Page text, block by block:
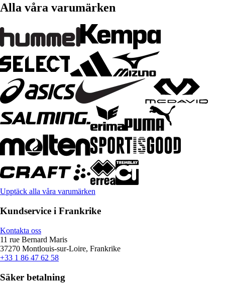
Alla våra varumärken
Upptäck alla våra varumärken
Kundservice i Frankrike
Kontakta oss
11 rue Bernard Maris
37270 Montlouis-sur-Loire, Frankrike
+33 1 86 47 62 58
Säker betalning